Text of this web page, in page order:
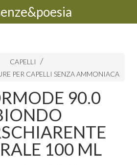
CAPELLI
PER CAPELLI SENZA AMMONIACA
90.0
100 ML